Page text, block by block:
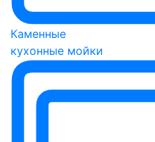
Каменные
кухонные мойки